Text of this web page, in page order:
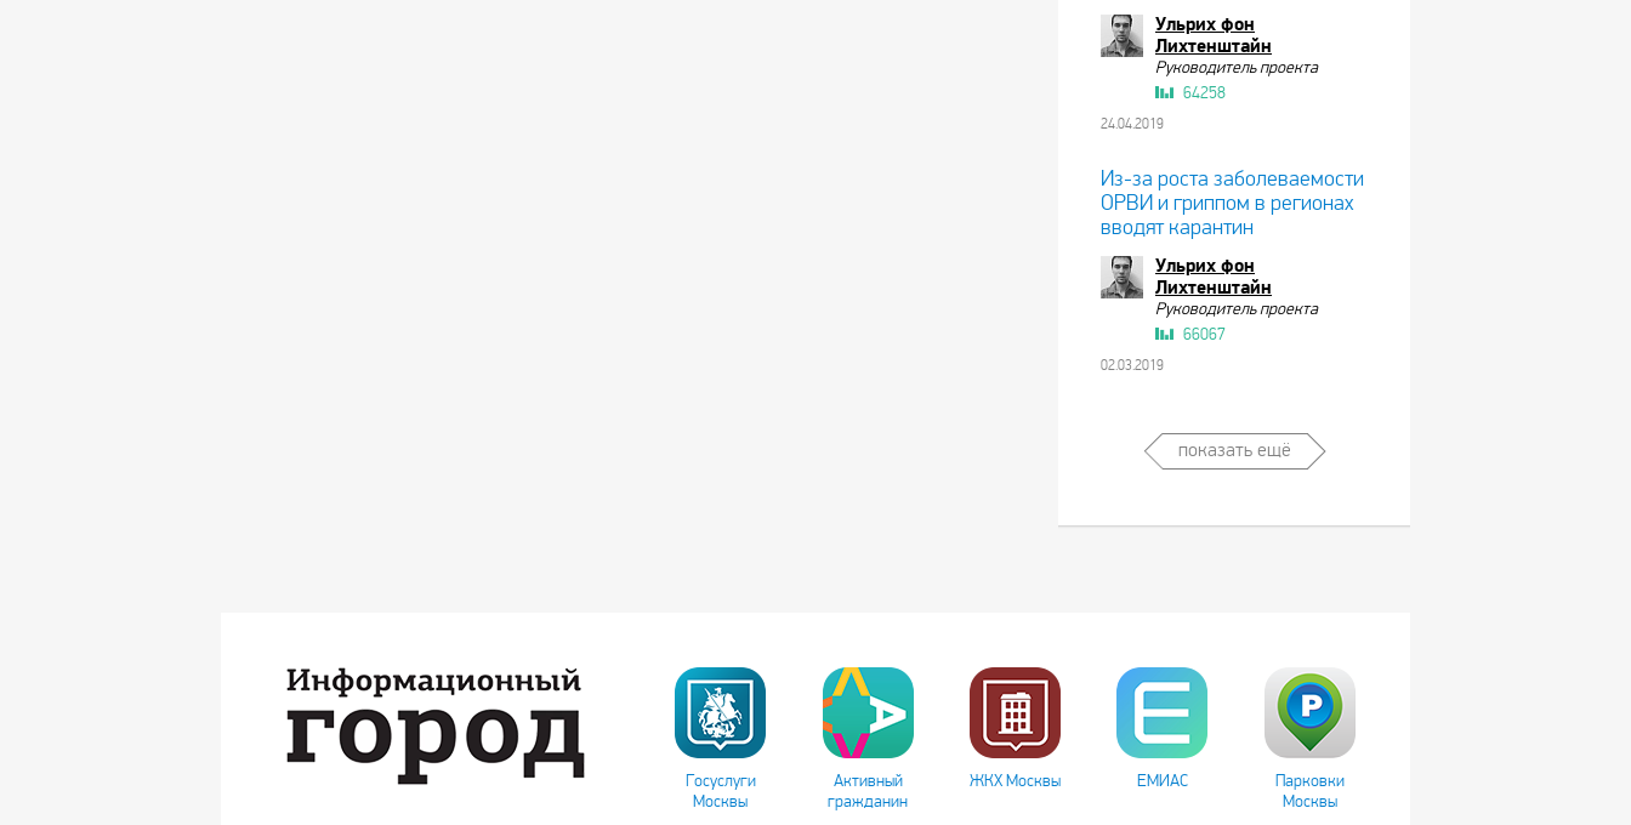
Ульрих фон
Лихтенштайн
Руководитель проекта
64258
24.04.2019
Из-за роста заболеваемости
ОРВИ и гриппом в регионах
вводят карантин
Ульрих фон
Лихтенштайн
Руководитель проекта
66067
02.03.2019
показать ещё
Госуслуги
Москвы
Активный
гражданин
ЖКХ Москвы ЕМИАС
Парковки
Москвы